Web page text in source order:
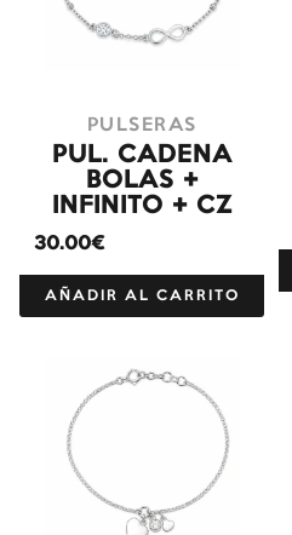
PULSERAS
PUL. CADENA
BOLAS +
INFINITO + CZ
30.00€
AÑADIR AL CARRITO